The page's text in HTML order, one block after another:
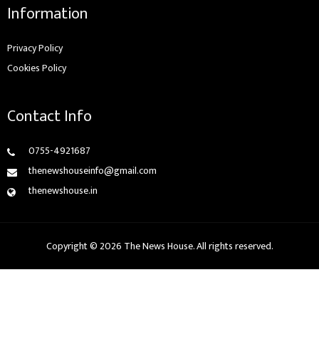
Information
Privacy Policy
Cookies Policy
Contact Info
0755-4921687
thenewshouseinfo@gmail.com
thenewshouse.in
Copyright © 2026 The News House. All rights reserved.